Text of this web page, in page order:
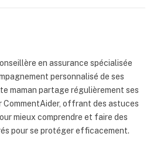
en assurance spécialisée
personnalisé de ses
maman partage régulièrement ses
CommentAider, offrant des astuces
mieux comprendre et faire des
pour se protéger efficacement.